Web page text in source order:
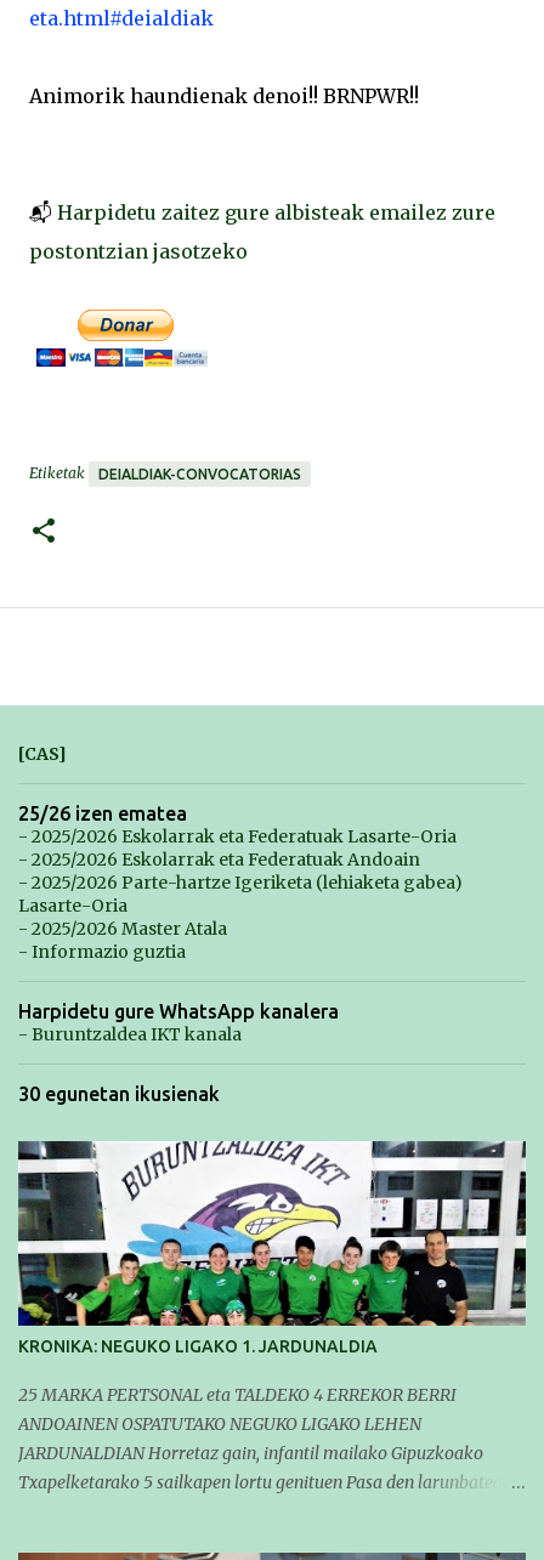
eta.html#deialdiak
Animorik haundienak denoi!! BRNPWR!!
📬 Harpidetu zaitez gure albisteak emailez zure
postontzian jasotzeko
Etiketak DEIALDIAK-CONVOCATORIAS
[CAS]
25/26 izen ematea
- 2025/2026 Eskolarrak eta Federatuak Lasarte-Oria
- 2025/2026 Eskolarrak eta Federatuak Andoain
- 2025/2026 Parte-hartze Igeriketa (lehiaketa gabea)
Lasarte-Oria
- 2025/2026 Master Atala
- Informazio guztia
Harpidetu gure WhatsApp kanalera
- Buruntzaldea IKT kanala
30 egunetan ikusienak
KRONIKA: NEGUKO LIGAKO 1. JARDUNALDIA
25 MARKA PERTSONAL eta TALDEKO 4 ERREKOR BERRI
ANDOAINEN OSPATUTAKO NEGUKO LIGAKO LEHEN
JARDUNALDIAN Horretaz gain, infantil mailako Gipuzkoako
Txapelketarako 5 sailkapen lortu genituen Pasa den larunbatean